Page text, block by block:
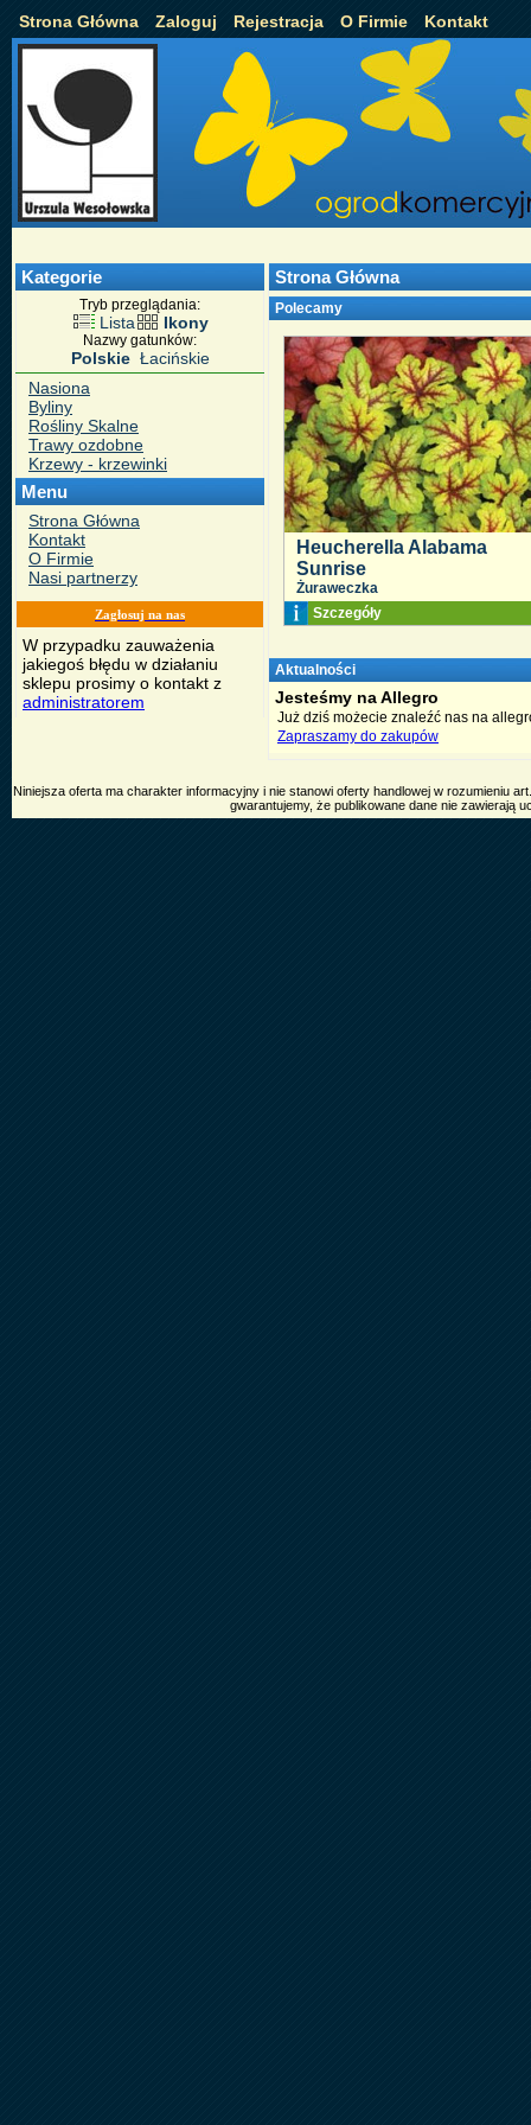
Strona Główna Zaloguj Rejestracja O Firmie Kontakt
Kategorie
Tryb przeglądania:
Lista Ikony
Nazwy gatunków:
Polskie Łacińskie
Nasiona
Byliny
Rośliny Skalne
Trawy ozdobne
Krzewy - krzewinki
Menu
Strona Główna
Kontakt
O Firmie
Nasi partnerzy
Zagłosuj na nas
W przypadku zauważenia
jakiegoś błędu w działaniu
sklepu prosimy o kontakt z
administratorem
Strona Główna
Polecamy
Heucherella Alabama
Sunrise
Żuraweczka
Szczegóły
Aktualności
Jesteśmy na Allegro
Już dziś możecie znaleźć nas na
Zapraszamy do zakupów
Niniejsza oferta ma charakter informacyjny i nie stanowi oferty handlowej w rozumieniu
gwarantujemy, że publikowane dane nie zawierają